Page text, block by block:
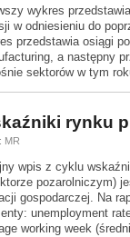
wykres
w odniesieniu do
przedstawia osiągi
a następny
sektorów w tym
rynku
MR
wpis z cyklu
pozarolniczym)
gospodarczej. Na
unemployment
working week